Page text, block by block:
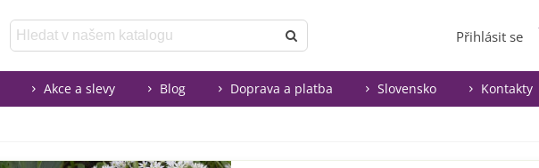
Přihlásit se
Akce a slevy Blog Doprava a platba Slovensko Kontakty